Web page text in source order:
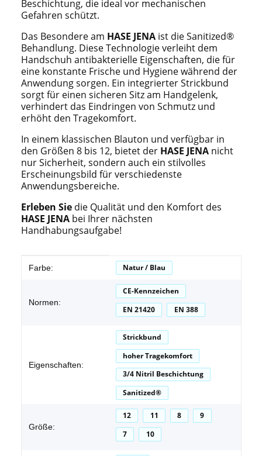
Beschichtung, die ideal vor mechanischen
Gefahren schützt.
Das Besondere am HASE JENA ist die Sanitized®
Behandlung. Diese Technologie verleiht dem
Handschuh antibakterielle Eigenschaften, die für
eine konstante Frische und Hygiene während der
Anwendung sorgen. Ein integrierter Strickbund
sorgt für einen sicheren Sitz am Handgelenk,
verhindert das Eindringen von Schmutz und
erhöht den Tragekomfort.
In einem klassischen Blauton und verfügbar in
den Größen 8 bis 12, bietet der HASE JENA nicht
nur Sicherheit, sondern auch ein stilvolles
Erscheinungsbild für verschiedenste
Anwendungsbereiche.
Erleben Sie die Qualität und den Komfort des
HASE JENA bei Ihrer nächsten
Handhabungsaufgabe!
Produkteigenschaft
Wert
Farbe: Natur / Blau
Normen:
CE-Kennzeichen
EN 21420
EN 388
Eigenschaften:
Strickbund
hoher Tragekomfort
3/4 Nitril Beschichtung
Sanitized®
Größe:
12 11 8
9
7
10